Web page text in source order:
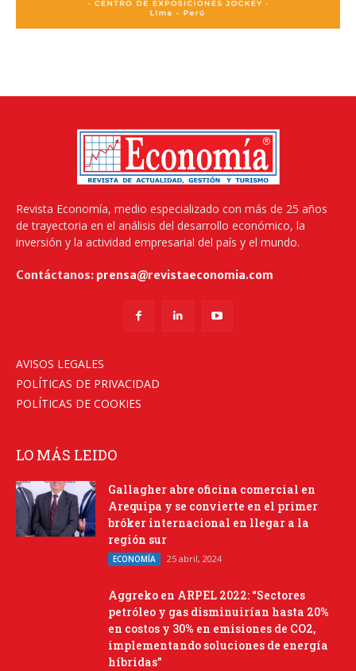
Revista Economía, medio especializado con más de 25 años
de trayectoria en el análisis del desarrollo económico, la
inversión y la actividad empresarial del país y el mundo.
Contáctanos: prensa@revistaeconomia.com
AVISOS LEGALES
POLÍTICAS DE PRIVACIDAD
POLÍTICAS DE COOKIES
LO MÁS LEIDO
Gallagher abre oficina comercial en
Arequipa y se convierte en el primer
bróker internacional en llegar a la
región sur
ECONOMÍA 25 abril, 2024
Aggreko en ARPEL 2022: “Sectores
petróleo y gas disminuirían hasta 20%
en costos y 30% en emisiones de CO2,
implementando soluciones de energía
híbridas”